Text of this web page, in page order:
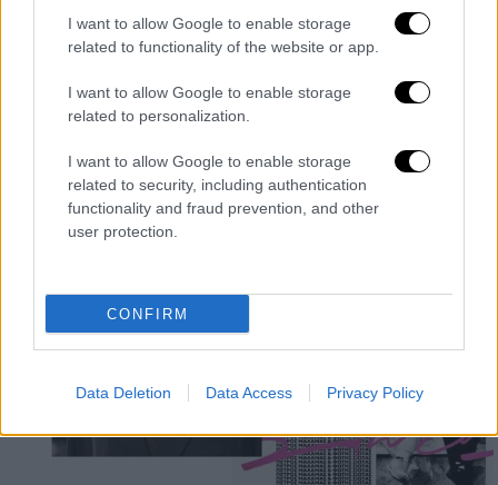
I want to allow Google to enable storage
related to functionality of the website or app.
I want to allow Google to enable storage
related to personalization.
I want to allow Google to enable storage
related to security, including authentication
functionality and fraud prevention, and other
user protection.
CONFIRM
Data Deletion Data Access Privacy Policy
Μην πεις ότι δεν ήξερες: Τι διαβάζουμε
και πού βγαίνουμε σήμερα Τετάρτη;
Μην πεις ότι δεν ήξερες: Τι διαβάζουμε και
πού βγαίνουμε σήμερα Τετάρτη;